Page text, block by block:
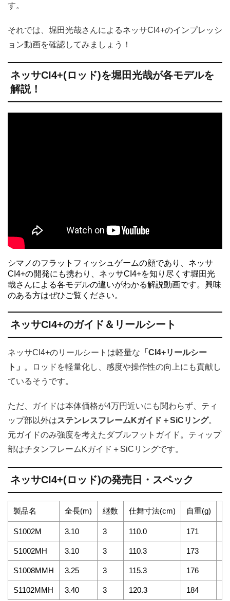
す。
それでは、堀田光哉さんによるネッサCI4+のインプレッシ
ョン動画を確認してみましょう！
ネッサCI4+(ロッド)を堀田光哉が各モデルを
解説！
シマノのフラットフィッシュゲームの顔であり、ネッサ
CI4+の開発にも携わり、ネッサCI4+を知り尽くす堀田光
哉さんによる各モデルの違いがわかる解説動画です。興味
のある方はぜひご覧ください。
ネッサCI4+のガイド＆リールシート
ネッサCI4+のリールシートは軽量な 「CI4+リールシー
ト」
。ロッドを軽量化し、感度や操作性の向上にも貢献し
ているそうです。
ただ、ガイドは本体価格が4万円近いにも関わらず、ティ
ップ部以外はステンレスフレームKガイド＋SiCリング。
元ガイドのみ強度を考えたダブルフットガイド。ティップ
部はチタンフレームKガイド＋SiCリングです。
ネッサCI4+(ロッド)の発売日・スペック
製品名 全長(m) 継数 仕舞寸法(cm) 自重(g)
S1002M 3.10 3 110.0 171
S1002MH 3.10 3 110.3 173
S1008MMH 3.25 3 115.3 176
S1102MMH 3.40 3 120.3 184